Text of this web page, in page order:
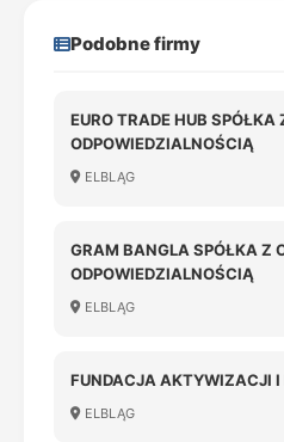
Podobne firmy
EURO TRADE HUB
ODPOWIEDZIALNOŚCIĄ
ELBLĄG
GRAM BANGLA SPÓŁKA Z
ODPOWIEDZIALNOŚCIĄ
ELBLĄG
FUNDACJA AKTYWIZACJI I
ELBLĄG